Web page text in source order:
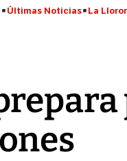
Últimas Noticias La